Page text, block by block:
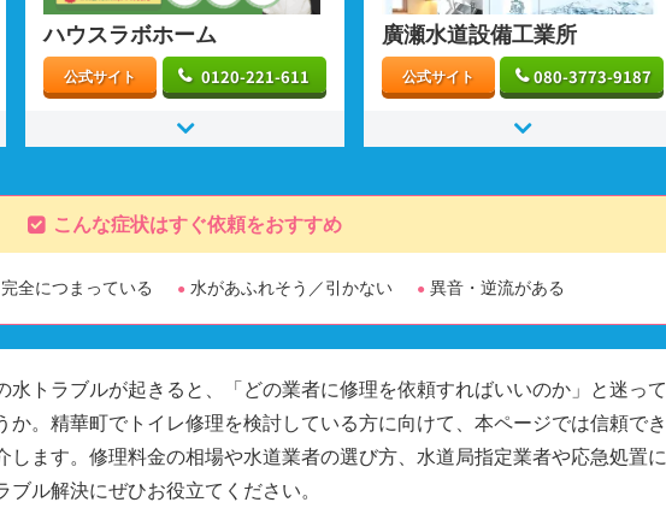
ハウスラボホーム
公式サイト 0120-221-611
廣瀬水道設備工業所
公式サイト 080-3773-9187
こんな症状はすぐ依頼をおすすめ
完全につまっている 水があふれそう／引かない 異音・逆流がある
水トラブルが起きると、「どの業者に修理を依頼すればいいのか」と迷って
か。精華町でトイレ修理を検討している方に向けて、本ページでは信頼でき
します。修理料金の相場や水道業者の選び方、水道局指定業者や応急処置に
ル解決にぜひお役立てください。